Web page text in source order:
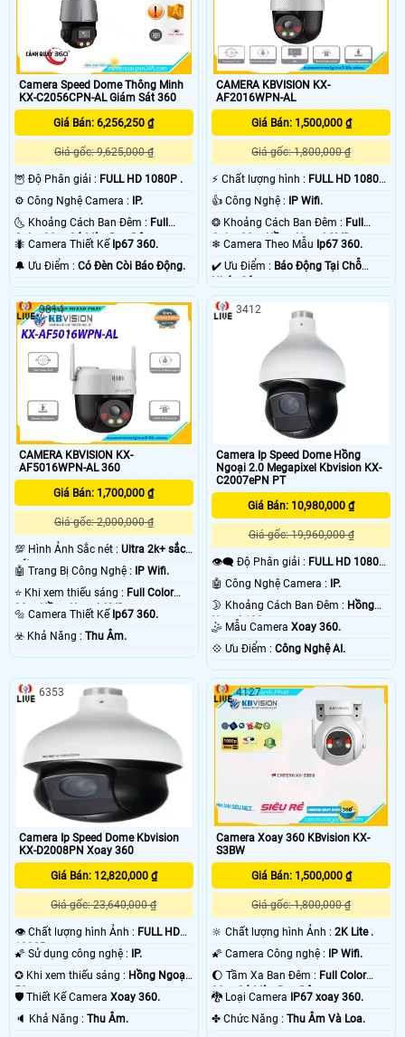
Camera Speed Dome Thông Minh
KX-C2056CPN-AL Giám Sát 360
Giá Bán: 6,256,250 ₫
Giá gốc: 9,625,000 ₫
🦉 Độ Phân giải : FULL HD 1080P .
⚙ Công Nghệ Camera : IP.
🌜 Khoảng Cách Ban Đêm : Full
Color 30m Có Màu Ban Ðêm.
🐜 Camera Thiết Kế Ip67 360.
️🔔 Ưu Điểm : Có Ðèn Còi Báo Động.
CAMERA KBVISION KX-
AF2016WPN-AL
Giá Bán: 1,500,000 ₫
Giá gốc: 1,800,000 ₫
️⚡ Chất lượng hình : FULL HD 1080P
.
👍 Công Nghệ : IP Wifi.
❂ Khoảng Cách Ban Đêm : Full
Color 30m Hồng Ngoại SMD.
❄ Camera Theo Mẫu Ip67 360.
️✔️ Ưu Điểm : Báo Động Tại Chỗ
Nháy Sáng.
CAMERA KBVISION KX-
AF5016WPN-AL 360
Giá Bán: 1,700,000 ₫
Giá gốc: 2,000,000 ₫
💯 Hình Ảnh Sắc nét : Ultra 2k+ sắc
nét .
🤖️ Trang Bị Công Nghệ : IP Wifi.
⭐ Khi xem thiếu sáng : Full Color
30m Hồng Ngoại SMD.
🔩 Camera Thiết Kế Ip67 360.
️☣️ Khả Năng : Thu Âm.
3814
Camera Ip Speed Dome Hồng
Ngoại 2.0 Megapixel Kbvision KX-
C2007ePN PT
Giá Bán: 10,980,000 ₫
Giá gốc: 19,960,000 ₫
👁️‍🗨 Độ Phân giải : FULL HD 1080P
.
🤖️ Công Nghệ Camera : IP.
🌛 Khoảng Cách Ban Đêm : Hồng
Ngoại 100m .
🤹 Mẫu CameraXoay 360.
️💠 Ưu Điểm :Công Nghệ AI.
3412
Camera Ip Speed Dome Kbvision
KX-D2008PN Xoay 360
Giá Bán: 12,820,000 ₫
Giá gốc: 23,640,000 ₫
👁 Chất lượng hình Ảnh : FULL HD
1080P .
🌠 Sử dụng công nghệ :
IP.
✪ Khi xem thiếu sáng : Hồng Ngoại
50m .🛡 Thiết Kế Camera Xoay 360.
️🔈 Khả Năng : Thu Âm.
6353
Camera Xoay 360 KBvision KX-
S3BW
Giá Bán: 1,500,000 ₫
Giá gốc: 1,800,000 ₫
🔆 Chất lượng hình Ảnh :2K Lite .
🌠 Camera Công nghệ :
IP Wifi.
🌔 Tầm Xa Ban Đêm : Full Color
30m Có Màu Ban Ðêm.
🐉️ Loại Camera
IP67 xoay 360.
️✤ Chức Năng :Thu Âm Và Loa.
4127